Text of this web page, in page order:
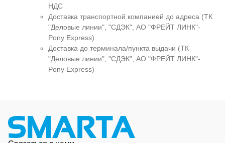
НДС
Доставка транспортной компанией до адреса (ТК
"Деловые линии", "СДЭК", АО "ФРЕЙТ ЛИНК"-
Pony Express)
Доставка до терминала/пункта выдачи (ТК
"Деловые линии", "СДЭК", АО "ФРЕЙТ ЛИНК"-
Pony Express)